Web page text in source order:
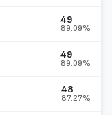
49
89.09%
49
89.09%
48
87.27%